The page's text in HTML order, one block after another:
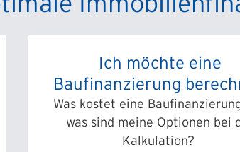
Ich möchte eine
Baufinanzierung
Was kostet eine
was sind meine Optionen bei
Kalkulation?